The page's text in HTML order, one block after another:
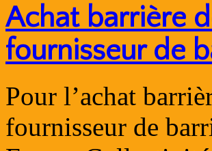
Achat barrière
fournisseur de
Pour l’achat
fournisseur de